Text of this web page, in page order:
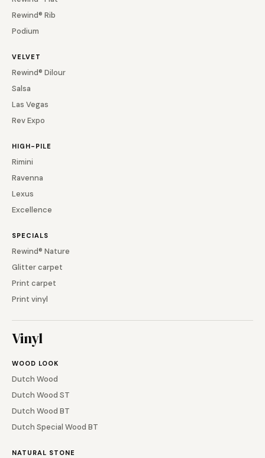
Rewind® Rib
Podium
VELVET
Rewind® Dilour
Salsa
Las Vegas
Rev Expo
HIGH-PILE
Rimini
Ravenna
Lexus
Excellence
SPECIALS
Rewind® Nature
Glitter carpet
Print carpet
Print vinyl
Vinyl
WOOD LOOK
Dutch Wood
Dutch Wood ST
Dutch Wood BT
Dutch Special Wood BT
NATURAL STONE